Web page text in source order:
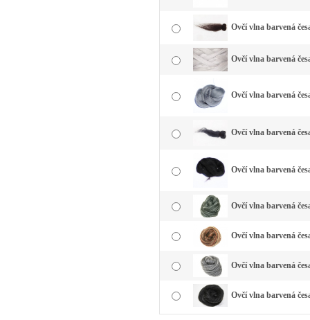
Ovčí vlna barvená
Ovčí vlna barvená
Ovčí vlna barvená
Ovčí vlna barvená
Ovčí vlna barvená
Ovčí vlna barvená
Ovčí vlna barvená
Ovčí vlna barvená
Ovčí vlna barvená